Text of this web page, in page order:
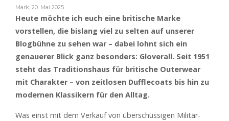
Mark, 20. Mai 2025
Heute möchte ich euch eine britische Marke
vorstellen, die bislang viel zu selten auf unserer
Blogbühne zu sehen war – dabei lohnt sich ein
genauerer Blick ganz besonders: Gloverall. Seit 1951
steht das Traditionshaus für britische Outerwear
mit Charakter – von zeitlosen Dufflecoats bis hin zu
modernen Klassikern für den Alltag.
Was einst mit dem Verkauf von überschüssigen Militär-